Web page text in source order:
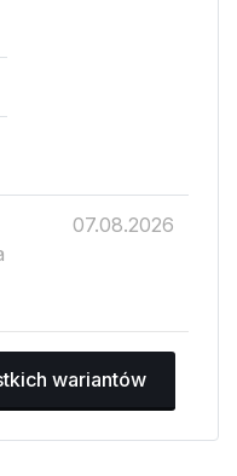
07.08.2026
wariantów